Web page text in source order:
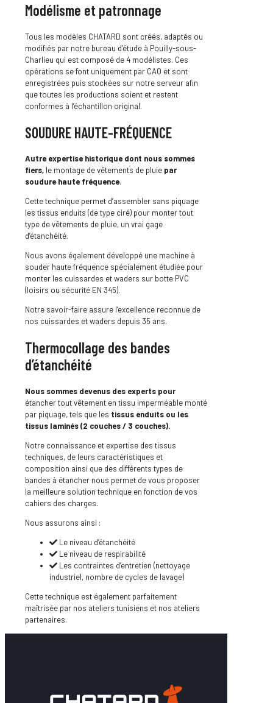
Modélisme et patronnage
Tous les modèles CHATARD sont créés, adaptés ou
modifiés par notre bureau d’étude à Pouilly-sous-
Charlieu qui est composé de 4 modélistes. Ces
opérations se font uniquement par CAO et sont
enregistrées puis stockées sur notre serveur afin
que toutes les productions soient et restent
conformes à l’échantillon original.
SOUDURE HAUTE-FRÉQUENCE
Autre expertise historique dont nous sommes
fiers, le montage de vêtements de pluie par
soudure haute fréquence.
Cette technique permet d’assembler sans piquage
les tissus enduits (de type ciré) pour monter tout
type de vêtements de pluie, un vrai gage
d’étanchéité.
Nous avons également développé une machine à
souder haute fréquence spécialement étudiée pour
monter les cuissardes et waders sur botte PVC
(loisirs ou sécurité EN 345).
Notre savoir-faire assure l’excellence reconnue de
nos cuissardes et waders depuis 35 ans.
Thermocollage des bandes
d’étanchéité
Nous sommes devenus des experts pour
étancher tout vêtement en tissu imperméable monté
par piquage, tels que les tissus enduits ou les
tissus laminés (2 couches / 3 couches).
Notre connaissance et expertise des tissus
techniques, de leurs caractéristiques et
composition ainsi que des différents types de
bandes à étancher nous permet de vous proposer
la meilleure solution technique en fonction de vos
cahiers des charges.
Nous assurons ainsi :
Le niveau d’étanchéité
Le niveau de respirabilité
Les contraintes d’entretien (nettoyage
industriel, nombre de cycles de lavage)
Cette technique est également parfaitement
maîtrisée par nos ateliers tunisiens et nos ateliers
partenaires.